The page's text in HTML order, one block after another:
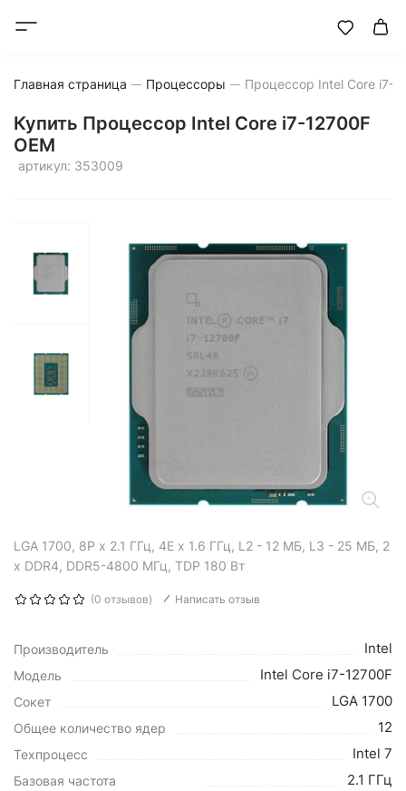
Главная страница Процессоры
Купить Процессор Intel Core i7-12700F
OEM
артикул: 353009
LGA 1700, 8P x 2.1 ГГц, 4E x 1.6 ГГц, L2 - 12 МБ, L3 - 25 МБ, 2
х DDR4, DDR5-4800 МГц, TDP 180 Вт
(0 отзывов) Написать отзыв
Производитель Intel
Модель Intel Core i7-12700F
Сокет LGA 1700
Общее количество ядер 12
Техпроцесс Intel 7
Базовая частота
2.1 ГГц